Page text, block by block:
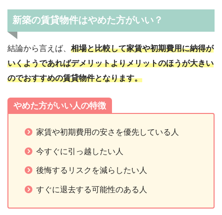
新築の賃貸物件はやめた方がいい？
結論から言えば、 相場と比較して家賃や初期費用に納得が
いくようであればデメリットよりメリットのほうが大きい
のでおすすめの賃貸物件となります。
やめた方がいい人の特徴
家賃や初期費用の安さを優先している人
今すぐに引っ越したい人
後悔するリスクを減らしたい人
すぐに退去する可能性のある人